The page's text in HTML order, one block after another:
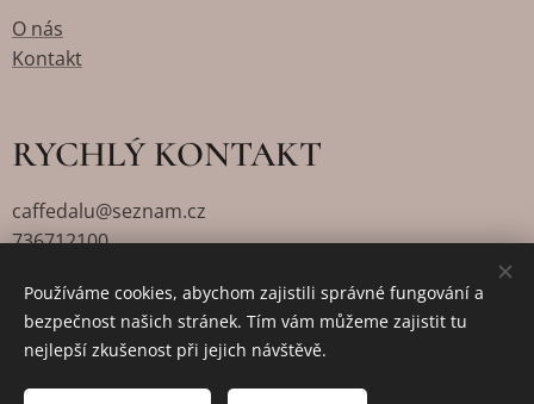
O nás
Kontakt
RYCHLÝ KONTAKT
caffedalu@seznam.cz
736712100
Vytvořeno službouWebnode
Jazyky
Používáme cookies, abychom zajistili správné fungování a
bezpečnost našich stránek. Tím vám můžeme zajistit tu
nejlepší zkušenost při jejich návštěvě.